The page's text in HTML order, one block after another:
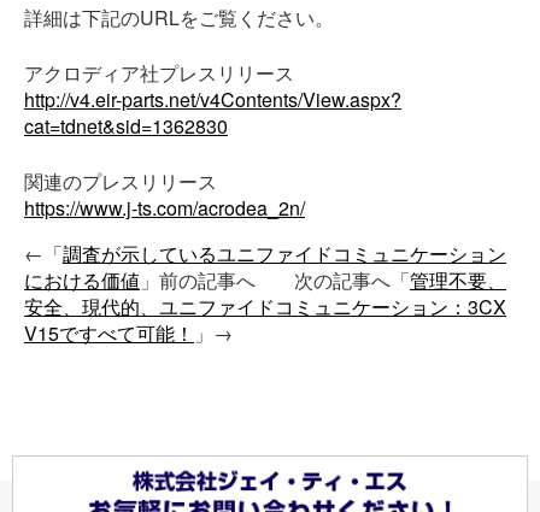
詳細は下記のURLをご覧ください。
アクロディア社プレスリリース
http://v4.eir-parts.net/v4Contents/View.aspx?
cat=tdnet&sid=1362830
関連のプレスリリース
https://www.j-ts.com/acrodea_2n/
←「調査が示しているユニファイドコミュニケーション
における価値 」前の記事へ 次の記事へ「管理不要、
安全、現代的、ユニファイドコミュニケーション：3CX
V15ですべて可能！ 」→